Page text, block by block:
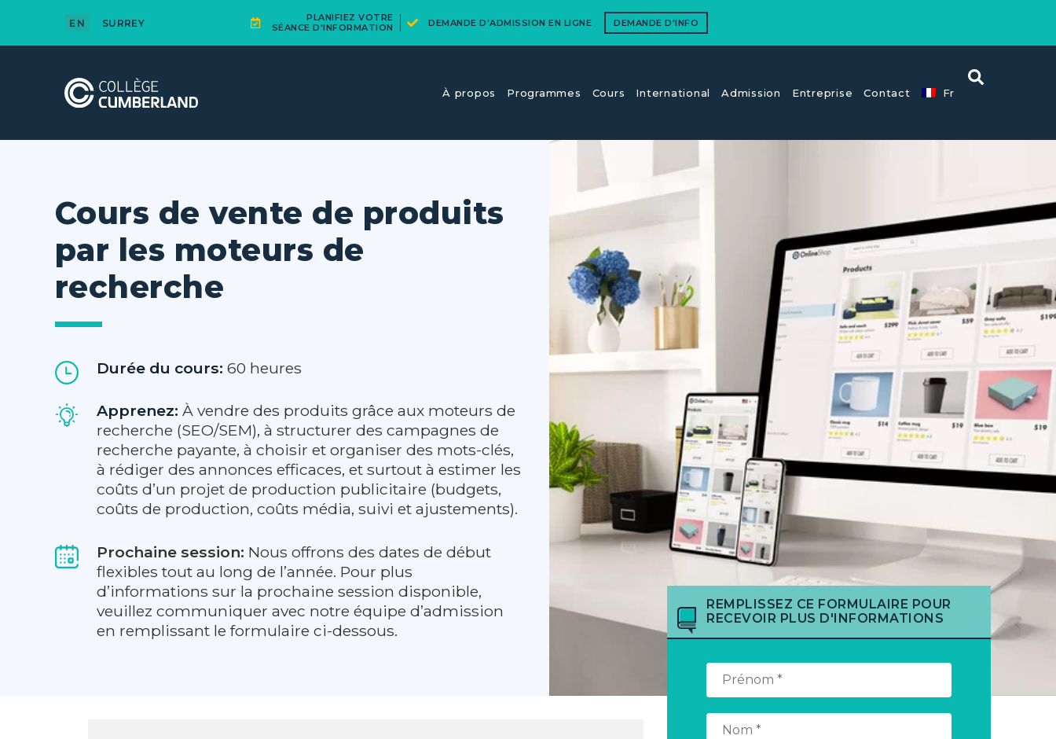
EN SURREY
PLANIFIEZ VOTRE
SÉANCE D'INFORMATION
DEMANDE D'ADMISSION EN LIGNE DEMANDE D'INFO
À propos Programmes Cours​ International Admission Entreprise Contact Fr
Cours de vente de produits
par les moteurs de
recherche
Durée du cours: 60 heures
Apprenez: À vendre des produits grâce aux moteurs de
recherche (SEO/SEM), à structurer des campagnes de
recherche payante, à choisir et organiser des mots-clés,
à rédiger des annonces efficaces, et surtout à estimer les
coûts d’un projet de production publicitaire (budgets,
coûts de production, coûts média, suivi et ajustements).
Prochaine session: Nous offrons des dates de début
flexibles tout au long de l’année. Pour plus
d’informations sur la prochaine session disponible,
veuillez communiquer avec notre équipe d’admission
en remplissant le formulaire ci-dessous.
REMPLISSEZ CE FORMULAIRE POUR
RECEVOIR PLUS D'INFORMATIONS